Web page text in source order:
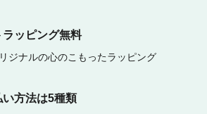
ラッピング無料
ジナルの心のこもったラッピング
い方法は5種類